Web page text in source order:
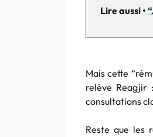
Lire aussi •
Mais cette
relève Reagjir
consultations
Reste que les